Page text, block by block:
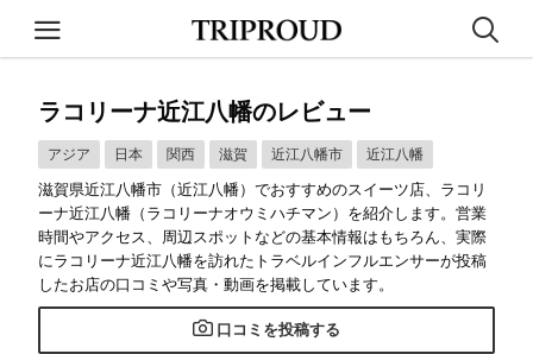
ラコリーナ近江八幡のレビュー
アジア 日本 関西 滋賀 近江八幡市 近江八幡
滋賀県近江八幡市（近江八幡）でおすすめのスイーツ店、ラコリ
ーナ近江八幡（ラコリーナオウミハチマン）を紹介します。営業
時間やアクセス、周辺スポットなどの基本情報はもちろん、実際
にラコリーナ近江八幡を訪れたトラベルインフルエンサーが投稿
したお店の口コミや写真・動画を掲載しています。
口コミを投稿する